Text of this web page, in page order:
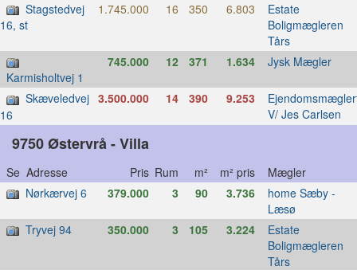
Stagstedvej
16, st
1.745.000 16 350 6.803 Estate
Boligmægleren
Tårs
Karmisholtvej 1
745.000 12 371 1.634 Jysk Mægler
Skæveledvej
16
3.500.000 14 390 9.253
V/ Jes Carlsen
9750 Østervrå - Villa
Se Adresse Pris Rum m² m² pris Mægler
Nørkærvej 6
379.000 3 90 3.736 home Sæby -
Læsø
Tryvej 94
350.000 3 105 3.224 Estate
Boligmægleren
Tårs